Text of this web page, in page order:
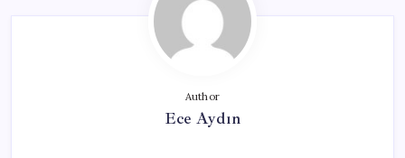
Author
Ece Aydın